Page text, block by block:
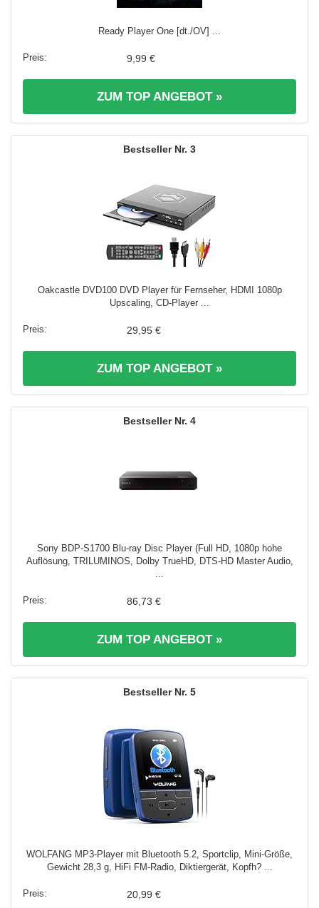
Ready Player One [dt./OV] ...
9,99 €
ZUM TOP ANGEBOT »
3
Oakcastle DVD100 DVD Player für Fernseher, HDMI 1080p
Upscaling, CD-Player ...
29,95 €
ZUM TOP ANGEBOT »
4
Sony BDP-S1700 Blu-ray Disc Player (Full HD, 1080p hohe
Auflösung, TRILUMINOS, Dolby TrueHD, DTS-HD Master Audio,
86,73 €
ZUM TOP ANGEBOT »
5
WOLFANG MP3-Player mit Bluetooth 5.2, Sportclip, Mini-Größe,
Gewicht 28,3 g, HiFi FM-Radio, Diktiergerät, Kopfh? ...
20,99 €